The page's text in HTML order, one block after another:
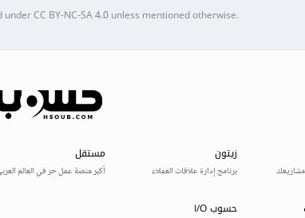
underCC BY-NC-SA 4.0unless mentioned otherwise.